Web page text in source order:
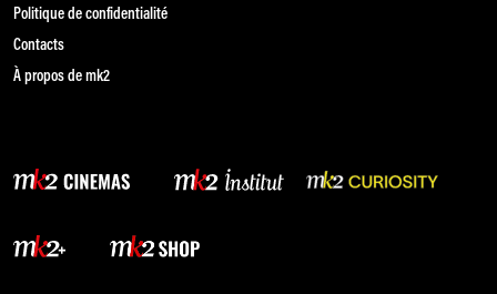
Politique de confidentialité
Contacts
À propos de mk2